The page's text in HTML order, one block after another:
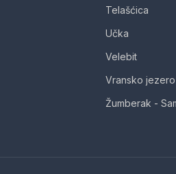
Telašćica
Učka
Velebit
Vransko jezero
Žumberak -